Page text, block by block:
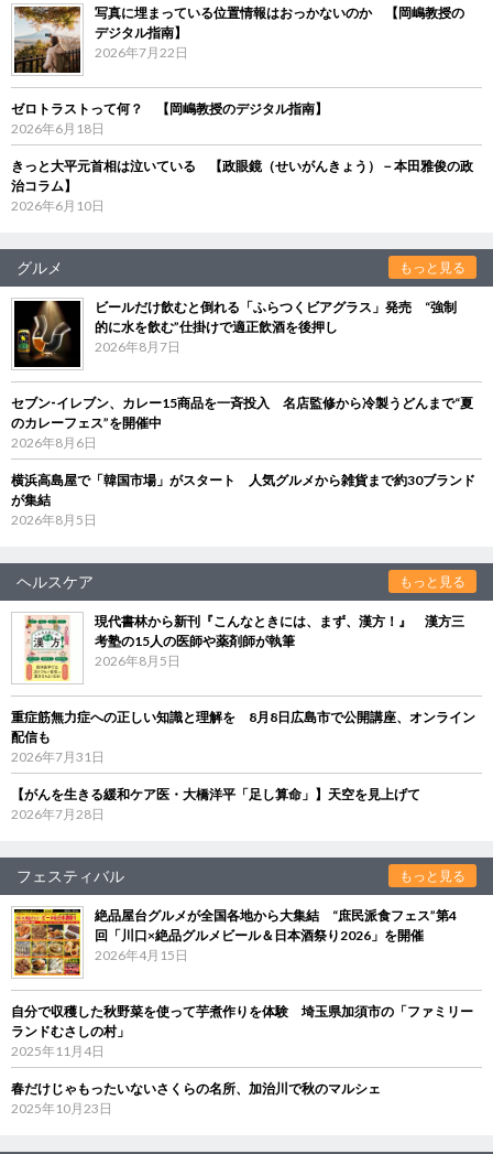
写真に埋まっている位置情報はおっかないのか 【岡嶋教授の
デジタル指南】
2026年7月22日
ゼロトラストって何？ 【岡嶋教授のデジタル指南】
2026年6月18日
きっと大平元首相は泣いている 【政眼鏡（せいがんきょう）－本田雅俊の政
治コラム】
2026年6月10日
グルメ もっと見る
ビールだけ飲むと倒れる「ふらつくビアグラス」発売 “強制
的に水を飲む”仕掛けで適正飲酒を後押し
2026年8月7日
セブン‐イレブン、カレー15商品を一斉投入 名店監修から冷製うどんまで“夏
のカレーフェス”を開催中
2026年8月6日
横浜高島屋で「韓国市場」がスタート 人気グルメから雑貨まで約30ブランド
が集結
2026年8月5日
ヘルスケア もっと見る
現代書林から新刊『こんなときには、まず、漢方！』 漢方三
考塾の15人の医師や薬剤師が執筆
2026年8月5日
重症筋無力症への正しい知識と理解を 8月8日広島市で公開講座、オンライン
配信も
2026年7月31日
【がんを生きる緩和ケア医・大橋洋平「足し算命」】天空を見上げて
2026年7月28日
フェスティバル もっと見る
絶品屋台グルメが全国各地から大集結 “庶民派食フェス”第4
回「川口×絶品グルメビール＆日本酒祭り2026」を開催
2026年4月15日
自分で収穫した秋野菜を使って芋煮作りを体験 埼玉県加須市の「ファミリー
ランドむさしの村」
2025年11月4日
春だけじゃもったいないさくらの名所、加治川で秋のマルシェ
2025年10月23日